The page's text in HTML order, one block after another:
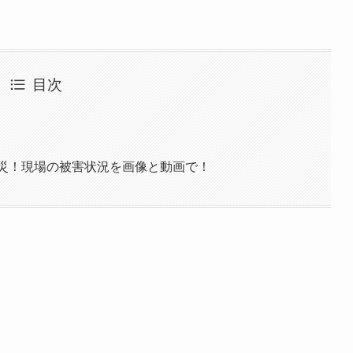
目次
現場の被害状況を画像と動画で！